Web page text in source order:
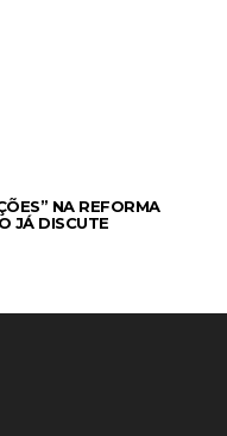
NA REFORMA
JÁ DISCUTE